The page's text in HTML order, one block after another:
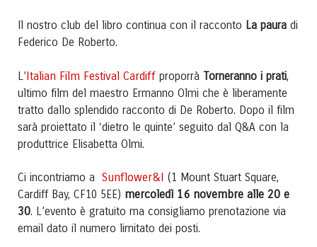
Il nostro club del libro continua con il racconto La paura di
Federico De Roberto.
L’Italian Film Festival Cardiff proporrà Torneranno i prati,
ultimo film del maestro Ermanno Olmi che è liberamente
tratto dallo splendido racconto di De Roberto. Dopo il film
sarà proiettato il ‘dietro le quinte’ seguito dal Q&A con la
produttrice Elisabetta Olmi.
Ci incontriamo a Sunflower&I (1 Mount Stuart Square,
Cardiff Bay, CF10 5EE) mercoledì 16 novembre alle 20 e
30. L’evento è gratuito ma consigliamo prenotazione via
email dato il numero limitato dei posti.